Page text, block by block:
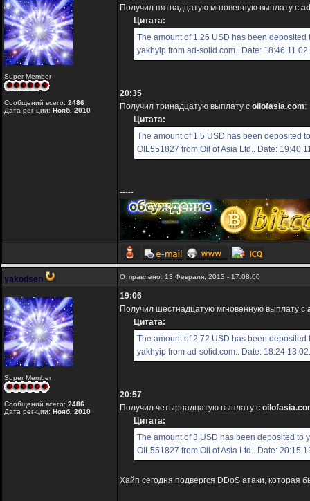
Super Member
Сообщений всего: 2486
Дата рег-ции: Нояб. 2010
Получил пятнадцатую мгновенную выплату с
Цитата:
The amount of 1.26 USD has been
yakhyip from ad-solid.com.. Date: 18:46
20:35
Получил тринадцатую выплату с oilofasia.com:
Цитата:
The amount of 1.5 USD has been deposited
OIL551827 from Oil of Asia Ltd.. Date: 19:40
-----
yakodsen Отправлено: 13 Февраля, 2013 - 17:08:00
Super Member
Сообщений всего: 2486
Дата рег-ции: Нояб. 2010
19:06
Получил шестнадцатую мгновенную выплату с
Цитата:
The amount of 2.72 USD has been
yakhyip from ad-solid.com.. Date: 18:24
20:57
Получил четырнадцатую выплату с
Цитата:
The amount of 3 USD has been deposited to
OIL551827 from Oil of Asia Ltd.. Date: 20:15
Хайп сегодня подвергся DDoS атаки,